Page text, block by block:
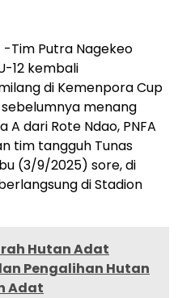
-Tim Putra Nagekeo
12 kembali
di Kemenpora Cup
sebelumnya menang
dari Rote Ndao, PNFA
tim tangguh Tunas
(3/9/2025) sore, di
di Stadion
Hutan Adat
Pengalihan Hutan
Adat